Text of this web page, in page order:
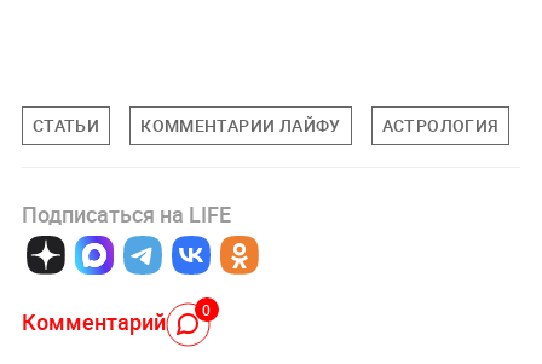
СТАТЬИ КОММЕНТАРИИ ЛАЙФУ АСТРОЛОГИЯ
Подписаться на LIFE
Комментарий 0